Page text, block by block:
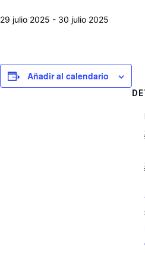
29 julio 2025 - 30 julio 2025
Añadir al calendario